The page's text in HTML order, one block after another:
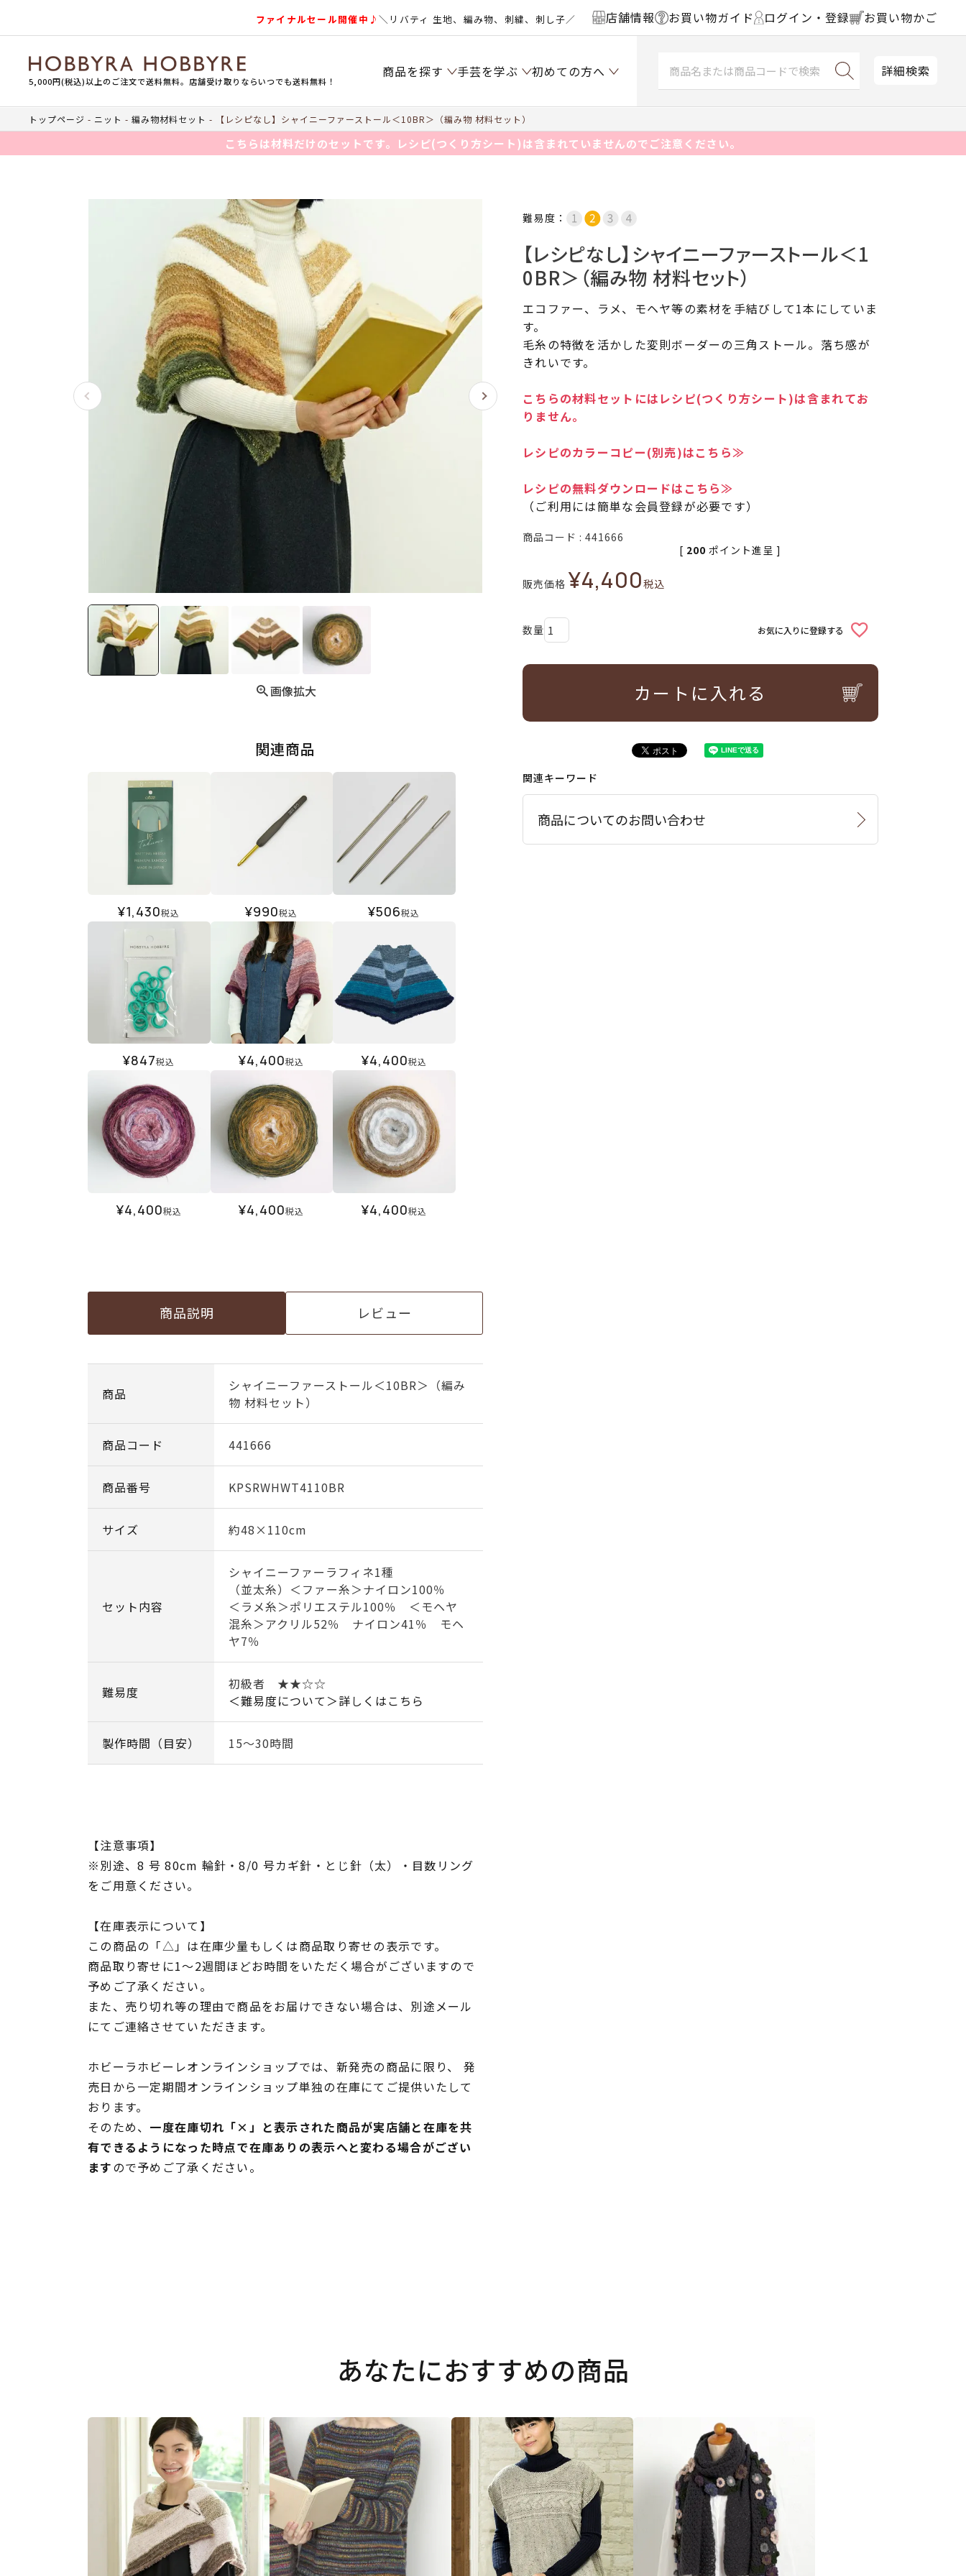
ファイナルセール開催中♪＼リバティ 生地、編み物、刺繍、刺し子／ 店舗情報 お買い物ガイド ログイン・登録 お買い物かご
5,000円(税込)以上のご注文で送料無料。店舗受け取りならいつでも送料無料！
商品を探す 手芸を学ぶ 初めての方へ 詳細検索
トップページ ニット 編み物材料セット 【レシピなし】シャイニーファーストール＜10BR＞（編み物 材料セット）
こちらは材料だけのセットです。レシピ(つくり方シート)は含まれていませんのでご注意ください。
画像拡大
関連商品
¥1,430税込 ¥990税込 ¥506税込
¥847税込 ¥4,400税込 ¥4,400税込
¥4,400税込 ¥4,400税込 ¥4,400税込
商品説明 レビュー
商品
シャイニーファーストール＜10BR＞（編み
物 材料セット）
商品コード 441666
商品番号 KPSRWHWT4110BR
サイズ 約48×110cm
セット内容
シャイニーファーラフィネ1種
（並太糸）＜ファー糸＞ナイロン100％
＜ラメ糸＞ポリエステル100％ ＜モヘヤ
混糸＞アクリル52％ ナイロン41％ モヘ
ヤ7％
難易度
初級者 ★★☆☆
＜難易度について＞詳しくはこちら
製作時間（目安） 15～30時間
【注意事項】
※別途、8 号 80cm 輪針・8/0 号カギ針・とじ針（太）・目数リング
をご用意ください。
【在庫表示について】
この商品の「△」は在庫少量もしくは商品取り寄せの表示です。
商品取り寄せに1～2週間ほどお時間をいただく場合がございますので
予めご了承ください。
また、売り切れ等の理由で商品をお届けできない場合は、別途メール
にてご連絡させていただきます。
ホビーラホビーレオンラインショップでは、新発売の商品に限り、 発
売日から一定期間オンラインショップ単独の在庫にてご提供いたして
おります。
そのため、 一度在庫切れ「×」と表示された商品が実店舗と在庫を共
有できるようになった時点で在庫ありの表示へと変わる場合がござい
ますので予めご了承ください。
難易度：
【レシピなし】シャイニーファーストール＜1
0BR＞（編み物 材料セット）
エコファー、ラメ、モヘヤ等の素材を手結びして1本にしていま
す。
毛糸の特徴を活かした変則ボーダーの三角ストール。落ち感が
きれいです。
こちらの材料セットにはレシピ(つくり方シート)は含まれてお
りません。
レシピのカラーコピー(別売)はこちら≫
レシピの無料ダウンロードはこちら≫
（ご利用には簡単な会員登録が必要です）
商品コード 441666
販売価格 ¥4,400税込
[ 200 ポイント進呈 ]
お気に入りに登録する
カートに入れる
関連キーワード
商品についてのお問い合わせ
あなたにおすすめの商品